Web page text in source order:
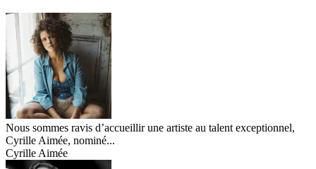
Nous sommes ravis d’accueillir une artiste au talent exceptionnel,
Cyrille Aimée, nominé...
Cyrille Aimée